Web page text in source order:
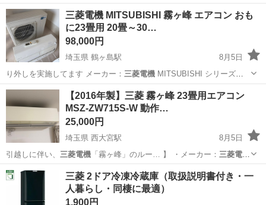
使用期間：…
熊本 熊本市 坪井川公園駅 季節、空調家電
三菱電機 MITSUBISHI 霧ヶ峰 エアコン おも
に23畳用 20畳～30…
98,000円
埼玉県 鶴ヶ島駅
8月5日
り外しを実施してます メーカー： 三菱電機MITSUBISHI シリーズ：
霧…
埼玉 川越市 鶴ヶ島駅 季節、空調家電
【2016年製】三菱 霧ヶ峰 23畳用エアコン
MSZ-ZW715S-W 動作…
25,000円
埼玉県 西大宮駅
8月5日
引越しに伴い、 三菱電機「霧ヶ峰」のルー… 】 ・メーカー： 三菱電機
・型番：MSZ…
埼玉 さいたま市 西大宮駅 季節、空調家電 MSZ
三菱 2ドア冷凍冷蔵庫（取扱説明書付き・一
人暮らし・同棲に最適）
1,900円